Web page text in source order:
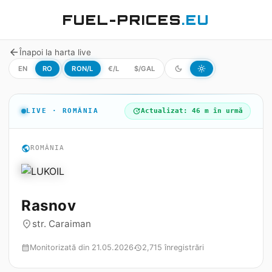
FUEL-PRICES.EU
arrow_backÎnapoi la harta live
EN RO RON/L €/L $/GAL dark_mode light_mode
LIVE · ROMÂNIA updateActualizat: 46 m în urmă
publicROMÂNIA
Rasnov
place str. Caraiman
calendar_monthMonitorizată din 21.05.2026history2,715 înregistrări